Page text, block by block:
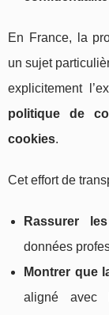
En France, la
un sujet
explicitement
politique de
cookies.
Cet effort de
Rassurer
données
Montrer que
aligné avec